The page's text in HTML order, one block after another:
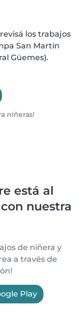
los trabajos
San Martín
Güemes).
niñeras!
está al
nuestra
de niñera y
a través de
Play